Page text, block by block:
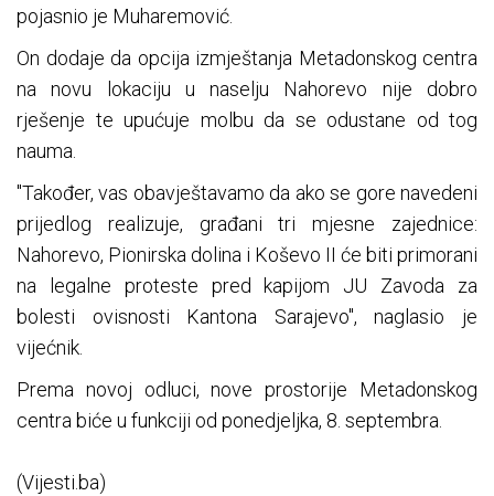
pojasnio je Muharemović.
On dodaje da opcija izmještanja Metadonskog centra
na novu lokaciju u naselju Nahorevo nije dobro
rješenje te upućuje molbu da se odustane od tog
nauma.
"Također, vas obavještavamo da ako se gore navedeni
prijedlog realizuje, građani tri mjesne zajednice:
Nahorevo, Pionirska dolina i Koševo II će biti primorani
na legalne proteste pred kapijom JU Zavoda za
bolesti ovisnosti Kantona Sarajevo", naglasio je
vijećnik.
Prema novoj odluci, nove prostorije Metadonskog
centra biće u funkciji od ponedjeljka, 8. septembra.
(Vijesti.ba)